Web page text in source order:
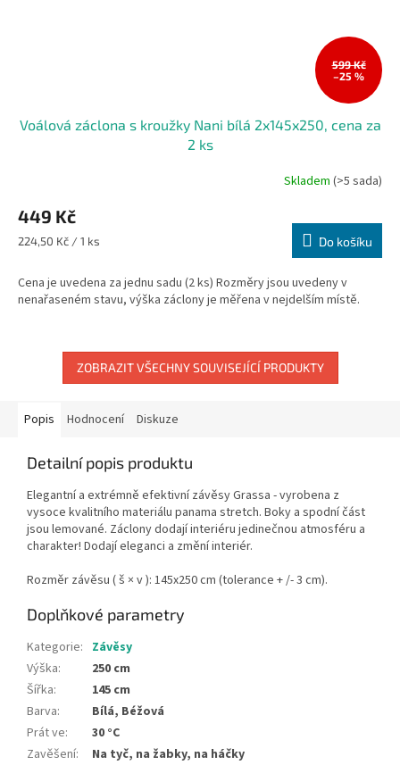
599 Kč
–25 %
Voálová záclona s kroužky Nani bílá 2x145x250, cena za
2 ks
Skladem (>5 sada)
449 Kč
Měrná
224,50 Kč / 1 ks Do košíku
Cena je uvedena za jednu sadu (2 ks) Rozměry jsou uvedeny v
nenařaseném stavu, výška záclony je měřena v nejdelším místě.
ZOBRAZIT VŠECHNY SOUVISEJÍCÍ PRODUKTY
Popis Hodnocení Diskuze
Detailní popis produktu
Elegantní a extrémně efektivní závěsy Grassa - vyrobena z
vysoce kvalitního materiálu panama stretch. Boky a spodní část
jsou lemované. Záclony dodají interiéru jedinečnou atmosféru a
charakter! Dodají eleganci a změní interiér.
Rozměr závěsu ( š × v ): 145x250 cm (tolerance + /- 3 cm).
Doplňkové parametry
Kategorie: Závěsy
Výška:
250 cm
Šířka:
145 cm
Barva:
Bílá, Béžová
Prát ve:
30 °C
Zavěšení: Na tyč, na žabky, na háčky